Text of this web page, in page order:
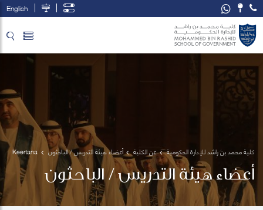
English
كلية محمد بن راشد للإدارة الحكومية عن الكلية أعضاء هيئة التدريس / الباحثون
Subramani
أعضاء هيئة التدريس / الباحثون